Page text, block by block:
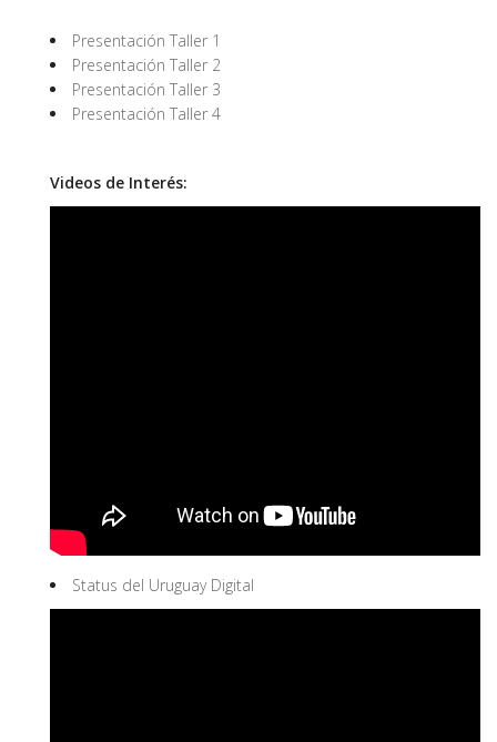
Presentación Taller 1
Presentación Taller 2
Presentación Taller 3
Presentación Taller 4
Videos de Interés:
Status del Uruguay Digital